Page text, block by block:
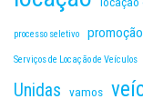
processo seletivo promoção
Serviços de Locação de Veículos
Unidas vamos